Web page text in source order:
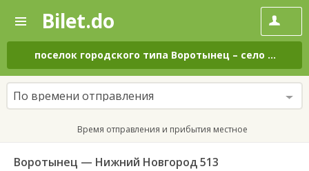
—
Поиск
и
покупка
билетов
на
автобус
онлайн
Bilet.do
поселок городского типа Воротынец – село Львово
По времени отправления
Время отправления и прибытия местное
Воротынец — Нижний Новгород 513